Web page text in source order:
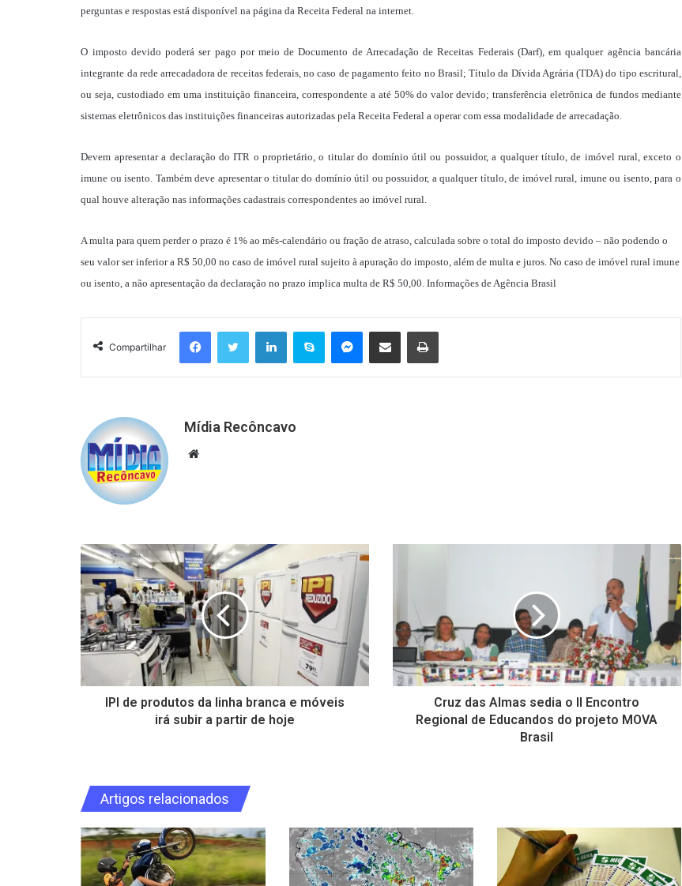
perguntas e respostas está disponível na página da Receita Federal na internet.
O imposto devido poderá ser pago por meio de Documento de Arrecadação de Receitas Federais (Darf), em qualquer agência bancária
integrante da rede arrecadadora de receitas federais, no caso de pagamento feito no Brasil; Título da Dívida Agrária (TDA) do tipo escritural,
ou seja, custodiado em uma instituição financeira, correspondente a até 50% do valor devido; transferência eletrônica de fundos mediante
sistemas eletrônicos das instituições financeiras autorizadas pela Receita Federal a operar com essa modalidade de arrecadação.
Devem apresentar a declaração do ITR o proprietário, o titular do domínio útil ou possuidor, a qualquer título, de imóvel rural, exceto o
imune ou isento. Também deve apresentar o titular do domínio útil ou possuidor, a qualquer título, de imóvel rural, imune ou isento, para o
qual houve alteração nas informações cadastrais correspondentes ao imóvel rural.
A multa para quem perder o prazo é 1% ao mês-calendário ou fração de atraso, calculada sobre o total do imposto devido – não podendo o
seu valor ser inferior a R$ 50,00 no caso de imóvel rural sujeito à apuração do imposto, além de multa e juros. No caso de imóvel rural imune
ou isento, a não apresentação da declaração no prazo implica multa de R$ 50,00. Informações de Agência Brasil
Compartilhar
FacebookTwitter LinkedinSkype Messenger
Compartilhar via e-mail Imprimir
Mídia Recôncavo
Website
IPI de produtos da linha branca e móveis
irá subir a partir de hoje
Cruz das Almas sedia o II Encontro
Regional de Educandos do projeto MOVA
Brasil
Artigos relacionados